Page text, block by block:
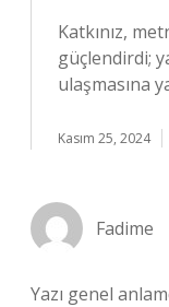
Katkınız,
güçlendirdi;
ulaşmasına
Kasım 25, 2024
Fadime
Yazı genel